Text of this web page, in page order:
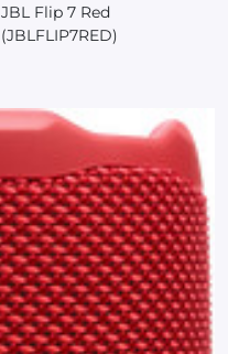
JBL Flip 7 Red
(JBLFLIP7RED)